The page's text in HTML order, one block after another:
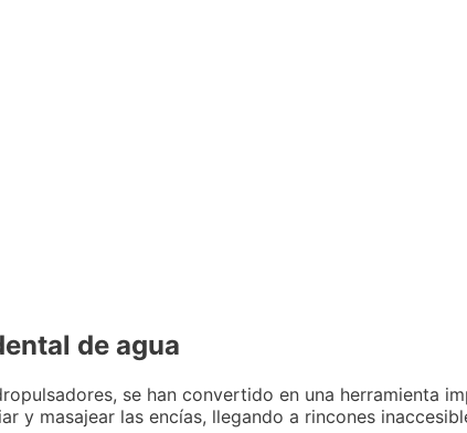
de agua
se han convertido en una herramienta
y masajear las encías, llegando a rincones